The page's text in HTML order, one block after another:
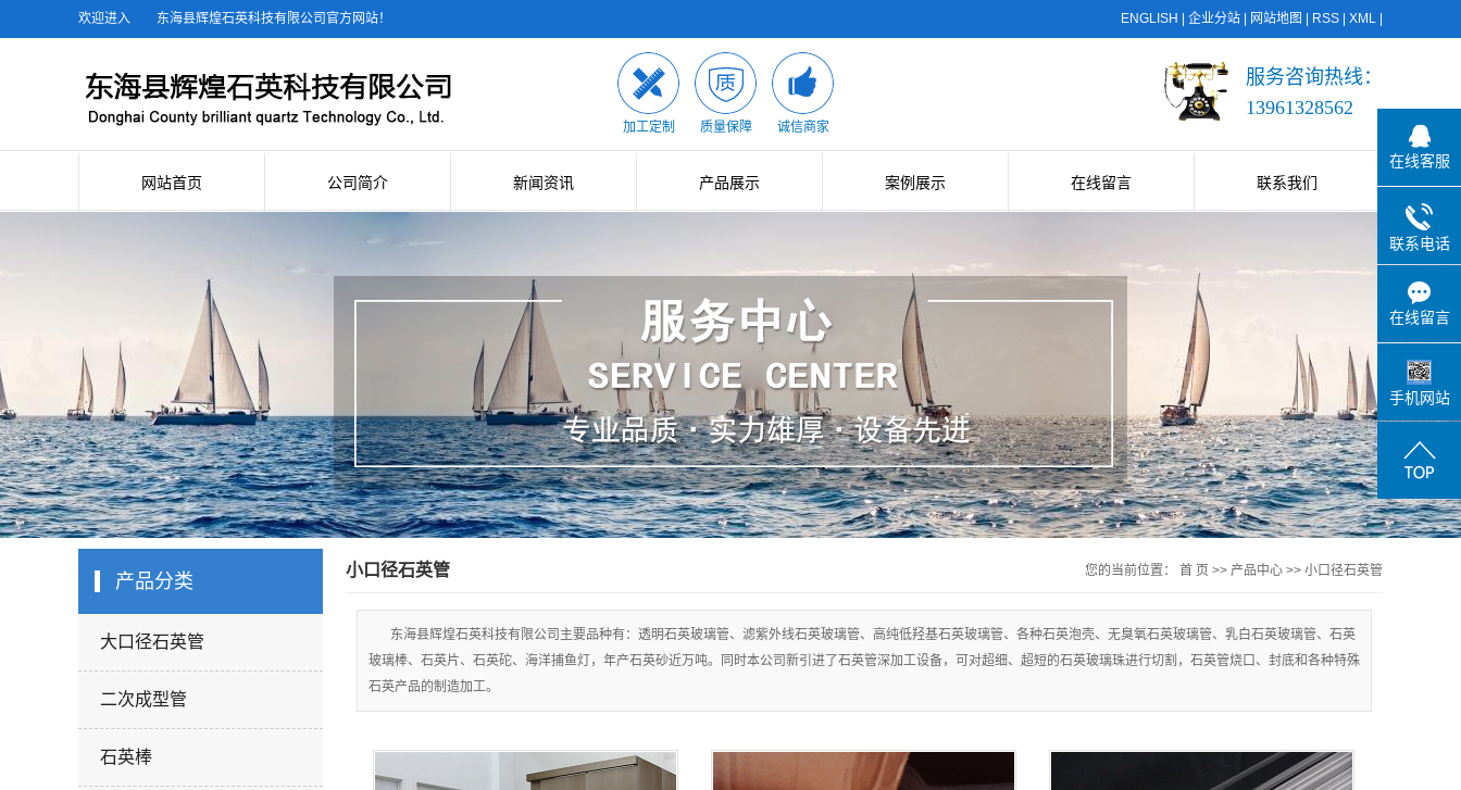
欢迎进入 东海县辉煌石英科技有限公司官方网站！ ENGLISH 企业分站 网站地图 RSS XML
加工定制 质量保障 诚信商家
服务咨询热线：
13961328562
网站首页 公司简介
联系我们
新闻资讯
行业新闻
技术知识
产品展示
二次成型管
石英棒
光伏半导体用石英器件
小口径石英管
石英制品
案例展示 在线留言 联系我们
产品分类
大口径石英管
二次成型管
石英棒
小口径石英管 您的当前位置： 首 页 >> 产品中心 >> 小口径石英管
东海县辉煌石英科技有限公司主要品种有：透明石英玻璃管、滤紫外线石英玻璃管、高纯低羟基石英玻璃管、各种石英泡壳、无臭氧石英玻璃管、乳白石英玻璃管、石英
玻璃棒、石英片、石英砣、海洋捕鱼灯，年产石英砂近万吨。同时本公司新引进了石英管深加工设备，可对超细、超短的石英玻璃珠进行切割，石英管烧口、封底和各种特殊
石英产品的制造加工。
在线客服
联系电话
在线留言
手机网站